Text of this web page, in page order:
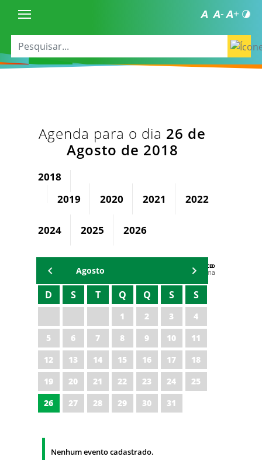
Agenda para o dia 26 de
Agosto de 2018
2018
2019
2020 2021 2022
2024 2025 2026
AGENDA DA CODED/CED
Vagna Lima
Agosto
D S T Q Q S S
1 2 3
4
5
6 7 8 9 10
11
12
13 14 15 16 17
18
19
20 21 22 23 24
25
26
27 28 29 30 31
Nenhum evento cadastrado.